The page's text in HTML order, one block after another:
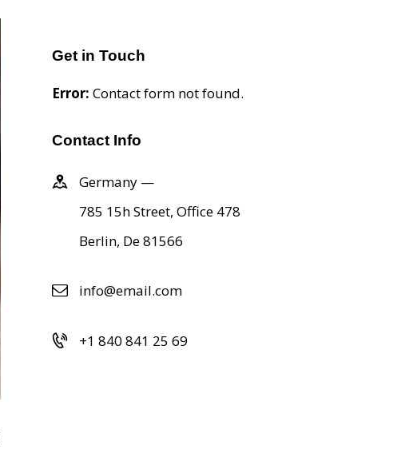
Get in Touch
Error: Contact form not found.
Contact Info
Germany —
785 15h Street, Office 478
Berlin, De 81566
info@email.com
+1 840 841 25 69